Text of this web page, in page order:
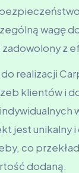
wagę
zadowolony z
realizacji
klientów i
jest unikalny i
co
dodaną.